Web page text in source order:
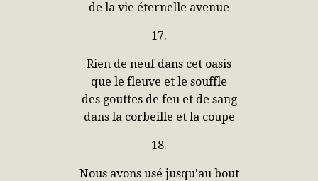
de la vie éternelle avenue
17.
Rien de neuf dans cet oasis
que le fleuve et le souffle
des gouttes de feu et de sang
dans la corbeille et la coupe
18.
Nous avons usé jusqu'au bout